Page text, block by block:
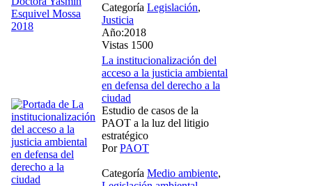
Categoría Legislación,
Justicia
Año:2018
Vistas 1500
La institucionalización del
acceso a la justicia ambiental
en defensa del derecho a la
ciudad
Estudio de casos de la
PAOT a la luz del litigio
estratégico
PorPAOT
Categoría Medio ambiente,